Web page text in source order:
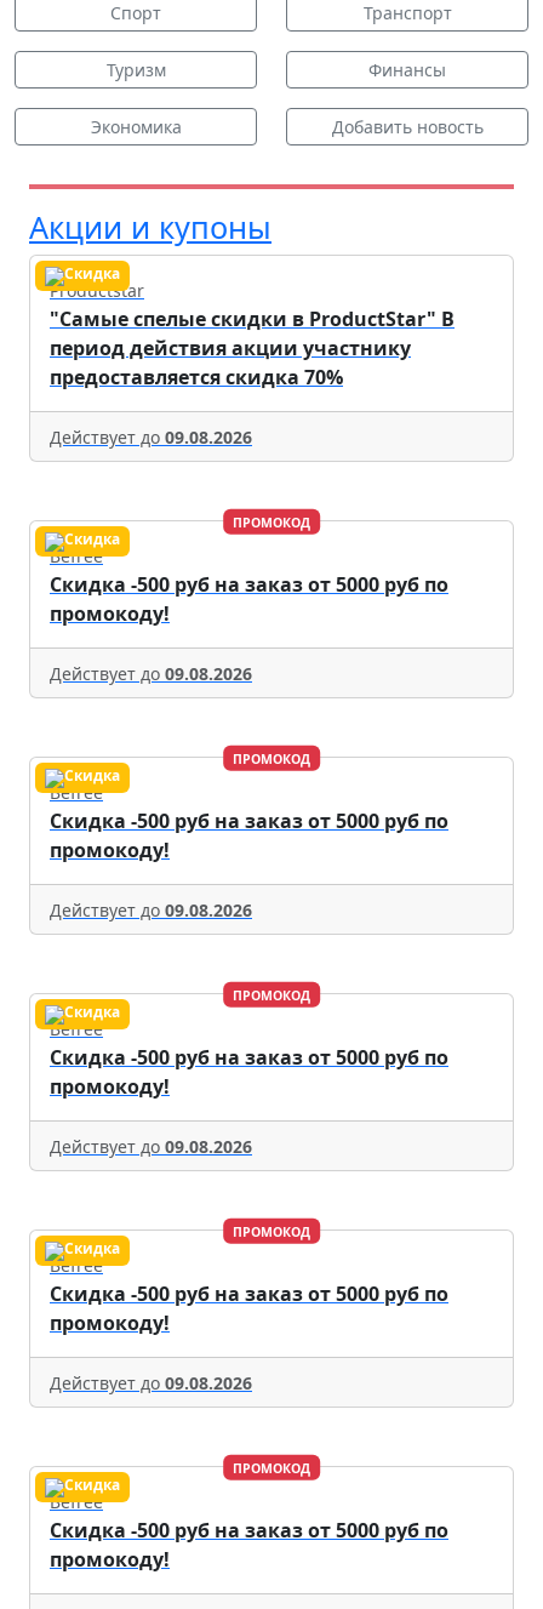
Спорт Транспорт
Туризм Финансы
Экономика Добавить новость
Акции и купоны
Productstar
"Самые спелые скидки в ProductStar" В
период действия акции участнику
предоставляется скидка 70%
Действует до 09.08.2026
ПРОМОКОД
Befree
Скидка -500 руб на заказ от 5000 руб по
промокоду!
Действует до 09.08.2026
ПРОМОКОД
Befree
Скидка -500 руб на заказ от 5000 руб по
промокоду!
Действует до 09.08.2026
ПРОМОКОД
Befree
Скидка -500 руб на заказ от 5000 руб по
промокоду!
Действует до 09.08.2026
ПРОМОКОД
Befree
Скидка -500 руб на заказ от 5000 руб по
промокоду!
Действует до 09.08.2026
ПРОМОКОД
Befree
Скидка -500 руб на заказ от 5000 руб по
промокоду!